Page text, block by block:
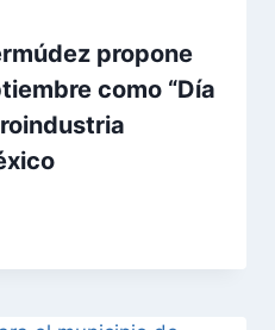
propone
como “Día